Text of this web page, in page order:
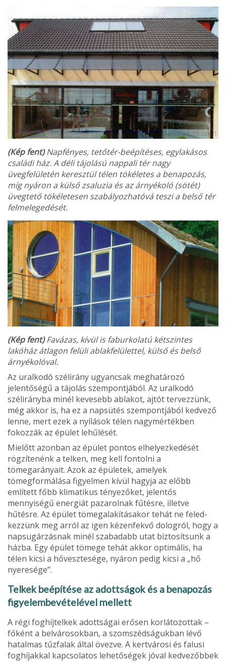
(Kép fent)Napfényes, tetőtér-beépítéses, egylakásos
családi ház. A déli tájolású nappali tér nagy
üvegfelületén keresztül télen tökéletes a benapozás,
míg nyáron a külső zsaluzia és az árnyékoló (sötét)
üvegtető tökéletesen szabályozhatóvá teszi a belső tér
felmelegedését.
(Kép fent)Favázas, kívül is faburkolatú kétszintes
lakóház átlagon felüli ablakfelülettel, külső és belső
árnyékolóval.
Az uralkodó szélirány ugyancsak meghatározó
jelentőségű a tájolás szempontjából. Az uralkodó
szélirányba minél kevesebb ablakot, aj­tót tervezzünk,
még akkor is, ha ez a napsütés szempontjából kedvező
lenne, mert ezek a nyílások télen nagymértékben
fokozzák az épület lehűlését.
Mielőtt azonban az épület pon­tos elhelyezkedését
rögzítenénk a telken, meg kell fontolni a
tömegarányait. Azok az épületek, ame­lyek
tömegformálása figyelmen kí­vül hagyja az előbb
említett főbb klimatikus tényezőket, jelentős
mennyiségű energiát pazarolnak fűtésre, illetve
hűtésre. Az épület tömegalakításakor tehát ne feled­
kezzünk meg arról az igen kézen­fekvő dologról, hogy a
napsugár­zásnak minél szabadabb utat biztosítsunk a
házba. Egy épület tömege tehát akkor optimális, ha
télen kicsi a hővesztesége, nyáron pedig kicsi a „hő
nyeresége”.
Telkek beépítése az adottságok és a benapozás
figyelembevételével mellett
A régi foghíjtelkek adottságai erő­sen korlátozottak –
főként a belvá­rosokban, a szomszédságukban lévő
hatalmas tűzfalak által övezve. A kertvárosi és falusi
foghíjakkal kapcsolatos lehetőségek jóval ked­vezőbbek